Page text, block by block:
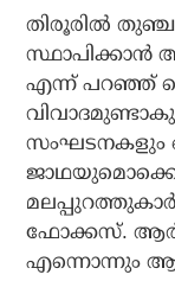
തിരൂരില്‍
സ്ഥാപിക്കാന്‍
എന്ന് പറഞ്ഞ്
സംഘടനകളും
ജാഥയുമൊക്കെ
ഫോക്കസ്. ആര്
എന്നൊന്നും